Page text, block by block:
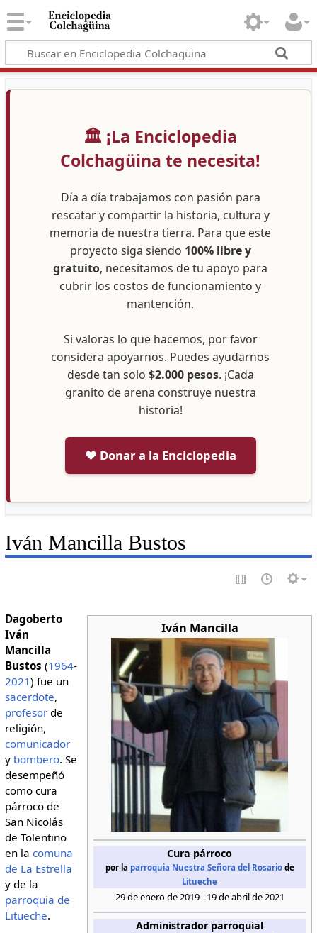
🏛️ ¡La Enciclopedia
Colchagüina te necesita!
Día a día trabajamos con pasión para
rescatar y compartir la historia, cultura y
memoria de nuestra tierra. Para que este
proyecto siga siendo 100% libre y
gratuito, necesitamos de tu apoyo para
cubrir los costos de funcionamiento y
mantención.
Si valoras lo que hacemos, por favor
considera apoyarnos. Puedes ayudarnos
desde tan solo $2.000 pesos. ¡Cada
granito de arena construye nuestra
historia!
❤️ Donar a la Enciclopedia
Iván Mancilla Bustos
Iván Mancilla
Cura párroco
por la parroquia Nuestra Señora del Rosariode
Litueche
29 de enero de 2019 - 19 de abril de 2021
Administrador parroquial
Dagoberto
Iván
Mancilla
Bustos (1964-
2021) fue un
sacerdote,
profesorde
religión,
comunicador
y bombero. Se
desempeñó
como cura
párroco de
San Nicolás
de Tolentino
en la comuna
de La Estrella
y de la
parroquia de
Litueche.